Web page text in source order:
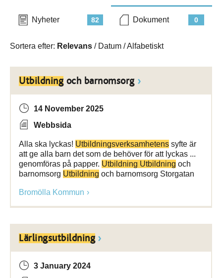
82
Nyheter 0
Dokument
Sortera efter: Relevans / Datum /Alfabetiskt
Utbildning och barnomsorg
14 November 2025
Webbsida
Alla ska lyckas! Utbildningsverksamhetens syfte är
att ge alla barn det som de behöver för att lyckas ...
genomföras på papper. Utbildning Utbildning och
barnomsorg Utbildning och barnomsorg Storgatan
Bromölla Kommun
Lärlingsutbildning
3 January 2024